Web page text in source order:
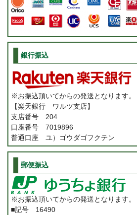
銀行振込
※お振込頂いてからの発送となります。
【楽天銀行 ワルツ支店】
支店番号 204
口座番号 7019896
普通口座 ユ）ゴウダゴフクテン
郵便振込
※お振込頂いてからの発送となります。
■記号 16490